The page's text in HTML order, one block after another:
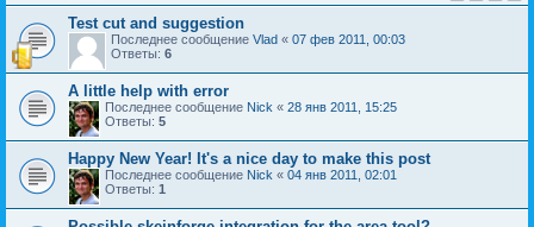
Test cut and suggestion
Последнее сообщение Vlad « 07 фев 2011, 00:03
Ответы: 6
A little help with error
Последнее сообщение Nick « 28 янв 2011, 15:25
Ответы: 5
Happy New Year! It's a nice day to make this post
Последнее сообщение Nick « 04 янв 2011, 02:01
Ответы: 1